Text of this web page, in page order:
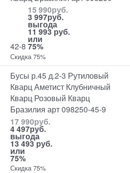
42-8
15 990руб.
3 997руб.
выгода
11 993 руб.
или
75%
Скидка 75%
Бусы р.45 д.2-3 Рутиловый
Кварц Аметист Клубничный
Кварц Розовый Кварц
Бразилия арт 098250-45-9
17 990руб.
4 497руб.
выгода
13 493 руб.
или
75%
Скидка 75%